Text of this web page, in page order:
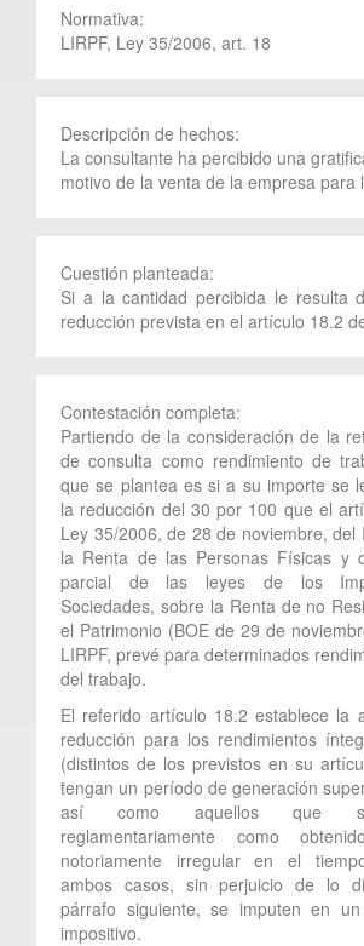
Normativa:
LIRPF, Ley 35/2006, art. 18
Descripción de hechos:
La consultante ha percibido una
motivo de la venta de la empresa para
Cuestión planteada:
Si a la cantidad percibida le resulta
reducción prevista en el artículo 18.2
Contestación completa:
Partiendo de la consideración de la
de consulta como rendimiento de
que se plantea es si a su importe se
la reducción del 30 por 100 que el
Ley 35/2006, de 28 de noviembre, del
la Renta de las Personas Físicas y
parcial de las leyes de los
Sociedades, sobre la Renta de no
el Patrimonio (BOE de 29 de
LIRPF, prevé para determinados
del trabajo.
El referido artículo 18.2 establece la
reducción para los rendimientos
(distintos de los previstos en su
tengan un período de generación
así como aquellos que
reglamentariamente como
notoriamente irregular en el
ambos casos, sin perjuicio de lo
párrafo siguiente, se imputen en
impositivo.